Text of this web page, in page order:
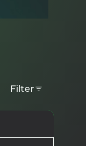
Filter